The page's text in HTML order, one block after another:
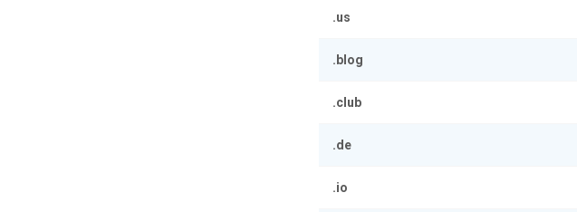
.us
.blog
.club
.de
.io